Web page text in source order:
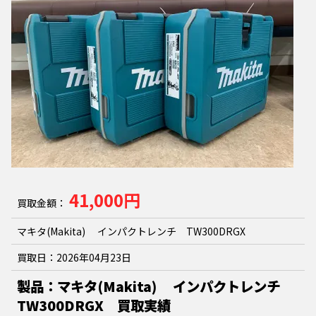
買取金額： 41,000円
マキタ(Makita) インパクトレンチ TW300DRGX
買取日： 2026年04月23日
製品：マキタ(Makita) インパクトレンチ
TW300DRGX 買取実績